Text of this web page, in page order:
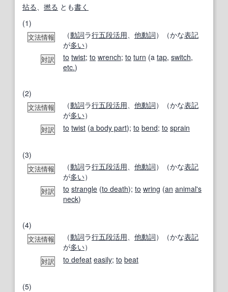
拈る 撚る とも書く
(1)
文法情報 （動詞ラ行五段活用 他動詞）（かな表記
が多い）
対訳 to twist; to wrench; to turn (a tap, switch,
etc.)
(2)
文法情報 （動詞ラ行五段活用 他動詞）（かな表記
が多い）
対訳 to twist (a body part); to bend; to sprain
(3)
文法情報 （動詞ラ行五段活用 他動詞）（かな表記
が多い）
対訳 to strangle (to death); to wring (an animal's
neck)
(4)
文法情報 （動詞ラ行五段活用 他動詞）（かな表記
が多い）
対訳 to defeat easily; to beat
(5)